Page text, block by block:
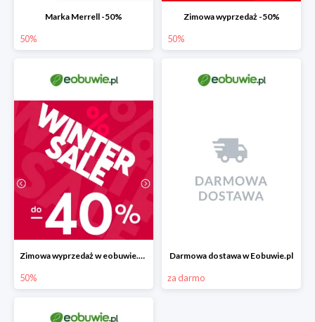
Marka Merrell -50%
50%
Zimowa wyprzedaż -50%
50%
Zimowa wyprzedaż w eobuwie.pl -40%
50%
Darmowa dostawa w Eobuwie.pl
za darmo